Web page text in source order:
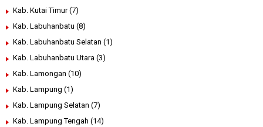
Kab. Kutai Timur (7)
Kab. Labuhanbatu (8)
Kab. Labuhanbatu Selatan (1)
Kab. Labuhanbatu Utara (3)
Kab. Lamongan (10)
Kab. Lampung (1)
Kab. Lampung Selatan (7)
Kab. Lampung Tengah (14)